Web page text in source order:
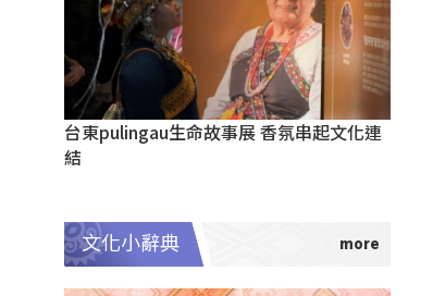
台東pulingau生命故事展 香氛串起文化連
結
文化小辭典